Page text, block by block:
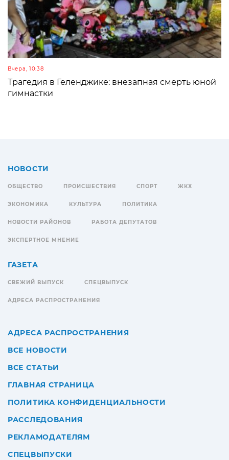
Вчера, 10:38
Трагедия в Геленджике: внезапная смерть юной
гимнастки
НОВОСТИ
ОБЩЕСТВО ПРОИСШЕСТВИЯ СПОРТ ЖКХ
ЭКОНОМИКА КУЛЬТУРА ПОЛИТИКА
НОВОСТИ РАЙОНОВ РАБОТА ДЕПУТАТОВ
ЭКСПЕРТНОЕ МНЕНИЕ
ГАЗЕТА
СВЕЖИЙ ВЫПУСК СПЕЦВЫПУСК
АДРЕСА РАСПРОСТРАНЕНИЯ
АДРЕСА РАСПРОСТРАНЕНИЯ
ВСЕ НОВОСТИ
ВСЕ СТАТЬИ
ГЛАВНАЯ СТРАНИЦА
ПОЛИТИКА КОНФИДЕНЦИАЛЬНОСТИ
РАССЛЕДОВАНИЯ
РЕКЛАМОДАТЕЛЯМ
СПЕЦВЫПУСКИ